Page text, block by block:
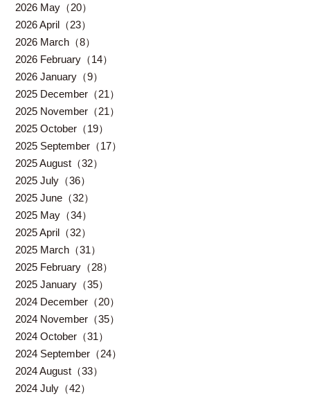
2026 May（20）
2026 April（23）
2026 March（8）
2026 February（14）
2026 January（9）
2025 December（21）
2025 November（21）
2025 October（19）
2025 September（17）
2025 August（32）
2025 July（36）
2025 June（32）
2025 May（34）
2025 April（32）
2025 March（31）
2025 February（28）
2025 January（35）
2024 December（20）
2024 November（35）
2024 October（31）
2024 September（24）
2024 August（33）
2024 July（42）